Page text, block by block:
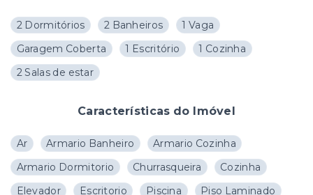
2 Dormitórios 2 Banheiros
1 Vaga
Garagem Coberta
1 Escritório
1 Cozinha
2 Salas de estar
Características do Imóvel
Ar Armario Banheiro
Armario Cozinha
Armario Dormitorio
Churrasqueira
Cozinha
Elevador
Escritorio Piscina
Piso Laminado